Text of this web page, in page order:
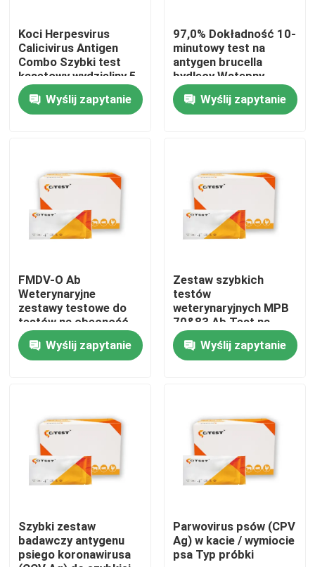
Produkty
Wycieczka po fabryce
Kontrola jakości
Aktualności
Zestaw do szybkiego testu antygenu Covid 19
Zestaw testowy zdrowia kobiet
Koci Herpesvirus
Calicivirus Antigen
Combo Szybki test
kasetowy wydzieliny 5
minut
Wyślij zapytanie
97,0% Dokładność 10-
minutowy test na
antygen brucella
bydlęcy Wstępny
jakościowy test
Wyślij zapytanie
FMDV-O Ab
Weterynaryjne
zestawy testowe do
testów na obecność
przeciwciał wirusa
pryszczycy O
Wyślij zapytanie
Zestaw szybkich
testów
weterynaryjnych MPB
70&83 Ab Test na
przeciwciała
przeciwko gruźlicy
bydła
Wyślij zapytanie
Szybki zestaw
badawczy antygenu
psiego koronawirusa
Parwovirus psów (CPV
Ag) w kacie / wymiocie
psa Typ próbki